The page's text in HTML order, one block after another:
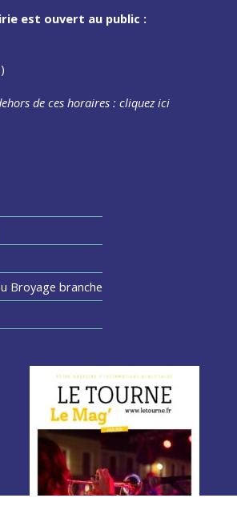
est ouvert au public :
de ces horaires :cliquez ici
Broyage branche